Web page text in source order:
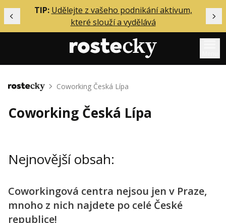
Předchozí
TIP: Udělejte z vašeho podnikání aktivum,
které slouží a vydělává
Mentoring
Solo
Inzerce
Přihlášení
Domů Coworking Česká Lípa
Coworking Česká Lípa
Nejnovější obsah:
Coworkingová centra nejsou jen v Praze,
mnoho z nich najdete po celé České
republice!